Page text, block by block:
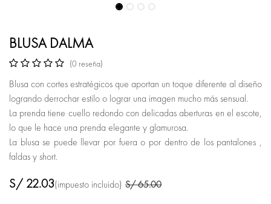
BLUSA DALMA
(0 reseña)
Blusa con cortes estratégicos que aportan un toque diferente al diseño
logrando derrochar estilo o lograr una imagen mucho más sensual.
La prenda tiene cuello redondo con delicadas aberturas en el escote,
lo que le hace una prenda elegante y glamurosa.
La blusa se puede llevar por fuera o por dentro de los pantalones ,
faldas y short.
S/22.03(impuesto incluido) S/65.00